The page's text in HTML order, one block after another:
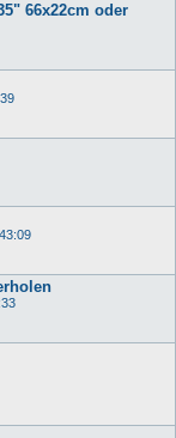
66x22cm oder